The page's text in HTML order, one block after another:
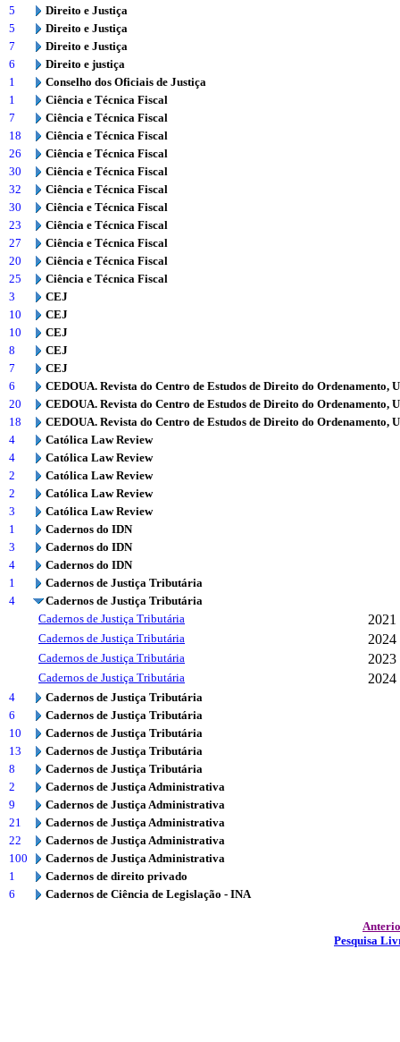
5
Direito e Justiça
5
Direito e Justiça
7
Direito e Justiça
6
Direito e justiça
1
Conselho dos Oficiais de Justiça
1
Ciência e Técnica Fiscal
7
Ciência e Técnica Fiscal
18
Ciência e Técnica Fiscal
26
Ciência e Técnica Fiscal
30
Ciência e Técnica Fiscal
32
Ciência e Técnica Fiscal
30
Ciência e Técnica Fiscal
23
Ciência e Técnica Fiscal
27
Ciência e Técnica Fiscal
20
Ciência e Técnica Fiscal
25
Ciência e Técnica Fiscal
3
CEJ
10
CEJ
10
CEJ
8
CEJ
7
CEJ
6
CEDOUA. Revista do Centro de Estudos de Direito do Ordenamento,
20
CEDOUA. Revista do Centro de Estudos de Direito do Ordenamento,
18
CEDOUA. Revista do Centro de Estudos de Direito do Ordenamento,
4
Católica Law Review
4
Católica Law Review
2
Católica Law Review
2
Católica Law Review
3
Católica Law Review
1
Cadernos do IDN
3
Cadernos do IDN
4
Cadernos do IDN
1
Cadernos de Justiça Tributária
4
Cadernos de Justiça Tributária
Cadernos de Justiça Tributária
2021
Cadernos de Justiça Tributária 2024
Cadernos de Justiça Tributária 2023
Cadernos de Justiça Tributária 2024
4
Cadernos de Justiça Tributária
6
Cadernos de Justiça Tributária
10
Cadernos de Justiça Tributária
13
Cadernos de Justiça Tributária
8
Cadernos de Justiça Tributária
2
Cadernos de Justiça Administrativa
9
Cadernos de Justiça Administrativa
21
Cadernos de Justiça Administrativa
22
Cadernos de Justiça Administrativa
100
Cadernos de Justiça Administrativa
1
Cadernos de direito privado
6
Cadernos de Ciência de Legislação - INA
Pesquisa